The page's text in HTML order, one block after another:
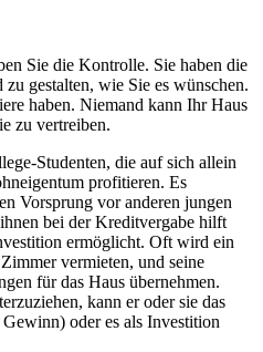
Sie die Kontrolle. Sie haben die
gestalten, wie Sie es wünschen.
haben. Niemand kann Ihr Haus
zu vertreiben.
Studenten, die auf sich allein
profitieren. Es
Vorsprung vor anderen jungen
bei der Kreditvergabe hilft
ermöglicht. Oft wird ein
vermieten, und seine
für das Haus übernehmen.
kann er oder sie das
oder es als Investition